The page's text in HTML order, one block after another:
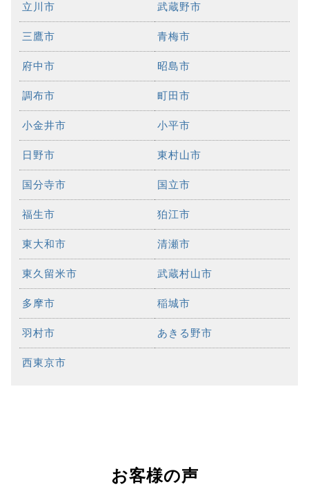
立川市 武蔵野市
三鷹市 青梅市
府中市 昭島市
調布市 町田市
小金井市 小平市
日野市 東村山市
国分寺市 国立市
福生市 狛江市
東大和市 清瀬市
東久留米市 武蔵村山市
多摩市 稲城市
羽村市 あきる野市
西東京市
お客様の声